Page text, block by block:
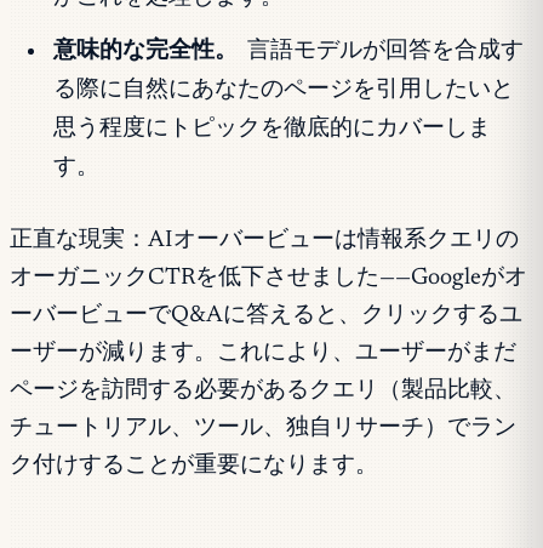
意味的な完全性。
言語モデルが回答を合成す
る際に自然にあなたのページを引用したいと
思う程度にトピックを徹底的にカバーしま
す。
正直な現実：AIオーバービューは情報系クエリの
オーガニックCTRを低下させました——Googleがオ
ーバービューでQ&Aに答えると、クリックするユ
ーザーが減ります。これにより、ユーザーがまだ
ページを訪問する必要があるクエリ（製品比較、
チュートリアル、ツール、独自リサーチ）でラン
ク付けすることが重要になります。